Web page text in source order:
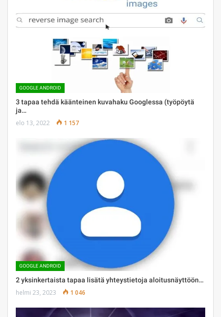
GOOGLE ANDROID
3 tapaa tehdä käänteinen kuvahaku Googlessa (työpöytä
ja…
elo 13, 2022 1 157
GOOGLE ANDROID
2 yksinkertaista tapaa lisätä yhteystietoja aloitusnäyttöön…
helmi 23, 2023 1 046